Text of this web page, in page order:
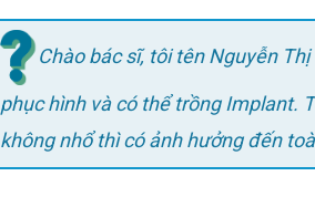
Chào bác sĩ, tôi tên Nguyễn
phục hình và có thể trồng Implant.
không nhổ thì có ảnh hưởng đến